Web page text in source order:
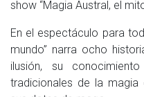
show “Magia Austral, el
En el espectáculo para
mundo” narra ocho
ilusión, su
tradicionales de la